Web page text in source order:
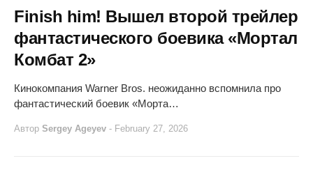
Finish him! Вышел второй трейлер
фантастического боевика «Мортал
Комбат 2»
Кинокомпания Warner Bros. неожиданно вспомнила про
фантастический боевик «Морта…
Автор Sergey Ageyev - February 27, 2026